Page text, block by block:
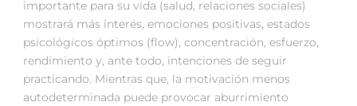
importante para su vida (salud, relaciones sociales)
mostrará más interés, emociones positivas, estados
psicológicos óptimos (flow), concentración, esfuerzo,
rendimiento y, ante todo, intenciones de seguir
practicando. Mientras que, la motivación menos
autodeterminada puede provocar aburrimiento